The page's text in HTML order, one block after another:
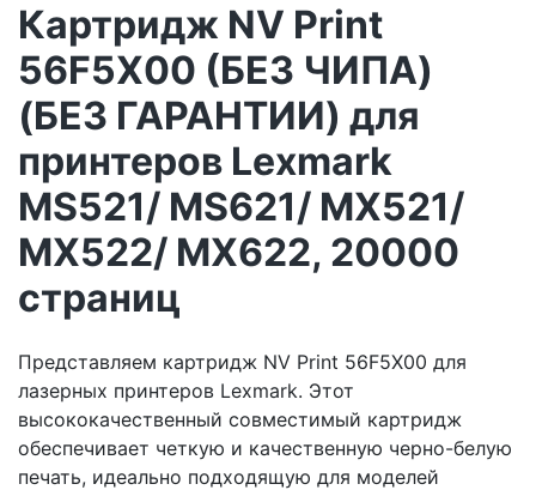
Картридж NV Print
56F5X00 (БЕЗ ЧИПА)
(БЕЗ ГАРАНТИИ) для
принтеров Lexmark
MS521/ MS621/ MX521/
MX522/ MX622, 20000
страниц
Представляем картридж NV Print 56F5X00 для
лазерных принтеров Lexmark. Этот
высококачественный совместимый картридж
обеспечивает четкую и качественную черно-белую
печать, идеально подходящую для моделей